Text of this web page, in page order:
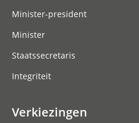
Minister-president
Minister
Staatssecretaris
Integriteit
Verkiezingen